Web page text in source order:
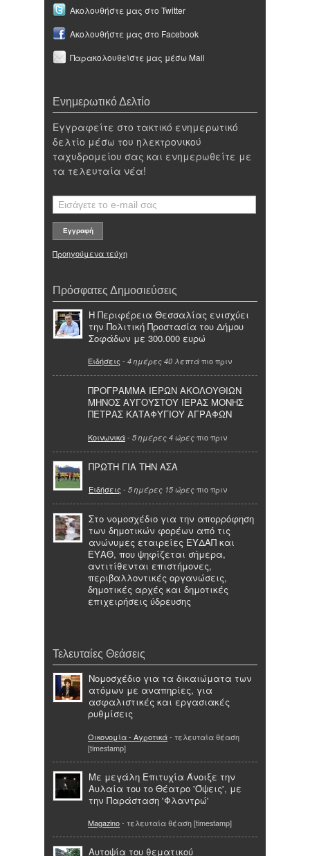
Ακολουθήστε μας στο Twitter
Ακολουθήστε μας στο Facebook
Παρακολουθείστε μας μέσω Mail
Ενημερωτικό Δελτίο
Εγγραφείτε στο τακτικό ενημερωτικό
δελτίο μέσω του ηλεκτρονικού
ταχυδρομείου σας και ενημερωθείτε με
τα τελευταία νέα!
Προηγούμενα τεύχη
Πρόσφατες Δημοσιεύσεις
Η Περιφέρεια Θεσσαλίας ενισχύει
την Πολιτική Προστασία του Δήμου
Σοφάδων με 300.000 ευρώ
Ειδήσεις - 4 ημέρες 40 λεπτά πιο πριν
ΠΡΟΓΡΑΜΜΑ ΙΕΡΩΝ ΑΚΟΛΟΥΘΙΩΝ
ΜΗΝΟΣ ΑΥΓΟΥΣΤΟΥ ΙΕΡΑΣ ΜΟΝΗΣ
ΠΕΤΡΑΣ ΚΑΤΑΦΥΓΙΟΥ ΑΓΡΑΦΩΝ
Κοινωνικά- 5 ημέρες 4 ώρες πιο πριν
ΠΡΩΤΗ ΓΙΑ ΤΗΝ ΑΣΑ
Ειδήσεις - 5 ημέρες 15 ώρες πιο πριν
Στο νομοσχέδιο για την απορρόφηση
των δημοτικών φορέων από τις
ανώνυμες εταιρείες ΕΥΔΑΠ και
ΕΥΑΘ, που ψηφίζεται σήμερα,
αντιτίθενται επιστήμονες,
περιβαλλοντικές οργανώσεις,
δημοτικές αρχές και δημοτικές
επιχειρήσεις ύδρευσης
Τελευταίες Θεάσεις
Νομοσχέδιο για τα δικαιώματα των
ατόμων με αναπηρίες, για
ασφαλιστικές και εργασιακές
ρυθμίσεις
Οικονομία - Αγροτικά- τελευταία θέαση
[timestamp]
Με μεγάλη Επιτυχία Άνοιξε την
Αυλαία του το Θέατρο 'Όψεις', με
την Παράσταση 'Φλαντρώ'
Magazino- τελευταία θέαση [timestamp]
Αυτοψία του θεματικού